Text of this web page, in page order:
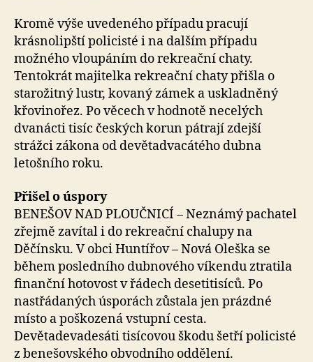
Kromě výše uvedeného případu pracují
krásnolipští policisté i na dalším případu
možného vloupáním do rekreační chaty.
Tentokrát majitelka rekreační chaty přišla o
starožitný lustr, kovaný zámek a uskladněný
křovinořez. Po věcech v hodnotě necelých
dvanácti tisíc českých korun pátrají zdejší
strážci zákona od devětadvacátého dubna
letošního roku.
Přišel o úspory
BENEŠOV NAD PLOUČNICÍ – Neznámý pachatel
zřejmě zavítal i do rekreační chalupy na
Děčínsku. V obci Huntířov – Nová Oleška se
během posledního dubnového víkendu ztratila
finanční hotovost v řádech desetitisíců. Po
nastřádaných úsporách zůstala jen prázdné
místo a poškozená vstupní cesta.
Devětadevadesáti tisícovou škodu šetří policisté
z benešovského obvodního oddělení.